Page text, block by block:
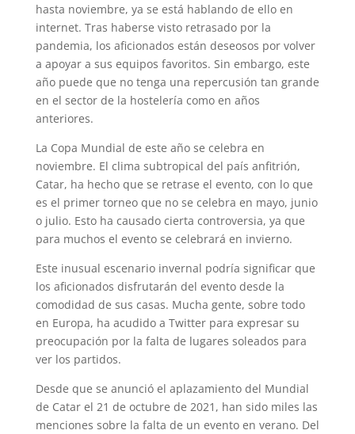
hasta noviembre, ya se está hablando de ello en
internet. Tras haberse visto retrasado por la
pandemia, los aficionados están deseosos por volver
a apoyar a sus equipos favoritos. Sin embargo, este
año puede que no tenga una repercusión tan grande
en el sector de la hostelería como en años
anteriores.
La Copa Mundial de este año se celebra en
noviembre. El clima subtropical del país anfitrión,
Catar, ha hecho que se retrase el evento, con lo que
es el primer torneo que no se celebra en mayo, junio
o julio. Esto ha causado cierta controversia, ya que
para muchos el evento se celebrará en invierno.
Este inusual escenario invernal podría significar que
los aficionados disfrutarán del evento desde la
comodidad de sus casas. Mucha gente, sobre todo
en Europa, ha acudido a Twitter para expresar su
preocupación por la falta de lugares soleados para
ver los partidos.
Desde que se anunció el aplazamiento del Mundial
de Catar el 21 de octubre de 2021, han sido miles las
menciones sobre la falta de un evento en verano. Del